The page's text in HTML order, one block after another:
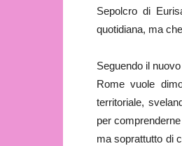
Sepolcro di
quotidiana, ma
Seguendo il
Rome vuole
territoriale,
per
ma soprattutto di